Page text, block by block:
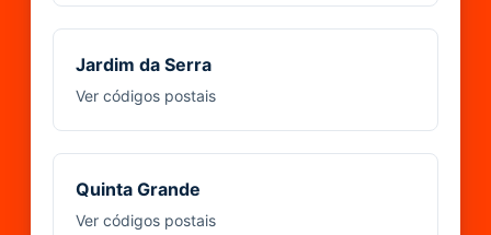
Jardim da Serra
Ver códigos postais
Quinta Grande
Ver códigos postais